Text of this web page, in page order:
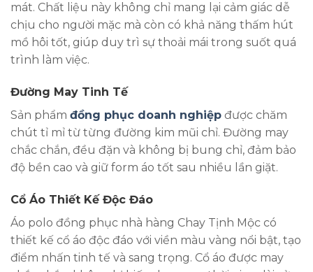
mát. Chất liệu này không chỉ mang lại cảm giác dễ
chịu cho người mặc mà còn có khả năng thấm hút
mồ hôi tốt, giúp duy trì sự thoải mái trong suốt quá
trình làm việc.
Đường May Tinh Tế
Sản phẩm đồng phục doanh nghiệp được chăm
chút tỉ mỉ từ từng đường kim mũi chỉ. Đường may
chắc chắn, đều đặn và không bị bung chỉ, đảm bảo
độ bền cao và giữ form áo tốt sau nhiều lần giặt.
Cổ Áo Thiết Kế Độc Đáo
Áo polo đồng phục nhà hàng Chay Tịnh Mộc có
thiết kế cổ áo độc đáo với viền màu vàng nổi bật, tạo
điểm nhấn tinh tế và sang trọng. Cổ áo được may